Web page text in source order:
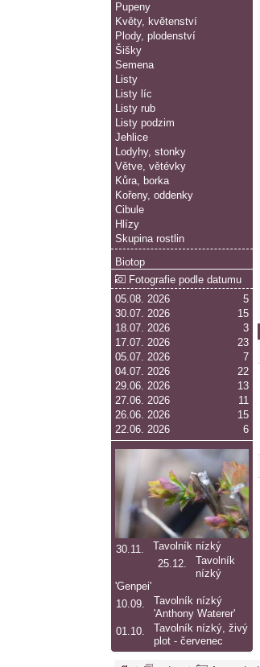
Pupeny
Květy, květenství
Plody, plodenství
Šišky
Semena
Listy
Listy líc
Listy rub
Listy podzim
Jehlice
Lodyhy, stonky
Větve, větévky
Kůra, borka
Kořeny, oddenky
Cibule
Hlízy
Skupina rostlin
Biotop
Fotografie podle datumu
5
05.08. 2026
15
30.07. 2026
3
18.07. 2026
23
17.07. 2026
7
05.07. 2026
22
04.07. 2026
13
29.06. 2026
11
27.06. 2026
15
26.06. 2026
6
22.06. 2026
30.11.
Tavolník nízký
25.12.
Tavolník
nízký
'Genpei'
10.09.
Tavolník nízký
'Anthony Waterer'
01.10.
Tavolník nízký, živý
plot - červenec